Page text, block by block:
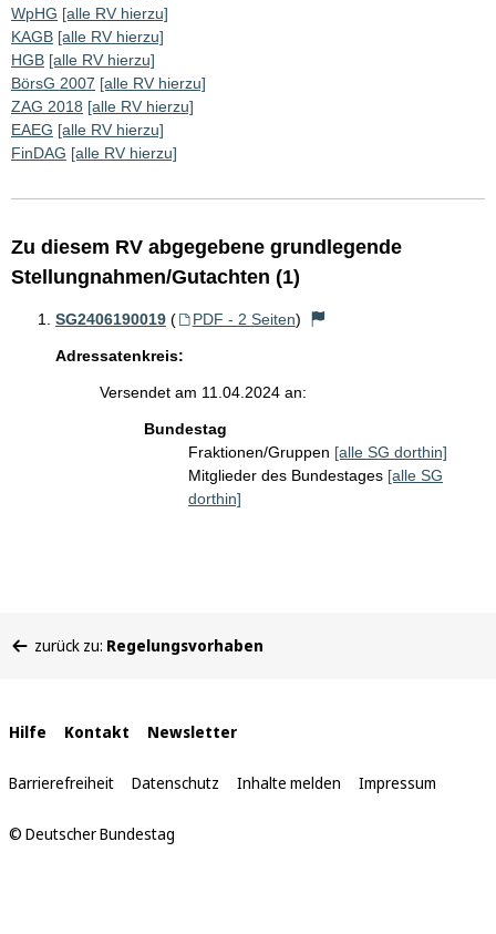
WpHG [alle RV hierzu]
KAGB [alle RV hierzu]
HGB [alle RV hierzu]
BörsG 2007 [alle RV hierzu]
ZAG 2018 [alle RV hierzu]
EAEG [alle RV hierzu]
FinDAG [alle RV hierzu]
Zu diesem RV abgegebene grundlegende
Stellungnahmen/Gutachten (1)
SG2406190019 ( PDF - 2 Seiten)
Adressatenkreis:
Versendet am 11.04.2024 an:
Bundestag
Fraktionen/Gruppen [alle SG dorthin]
Mitglieder des Bundestages [alle SG
dorthin]
befinden
zurück zu: Regelungsvorhaben
Interne
Links
Hilfe Kontakt Newsletter
Barrierefreiheit Datenschutz Inhalte melden Impressum
© Deutscher Bundestag